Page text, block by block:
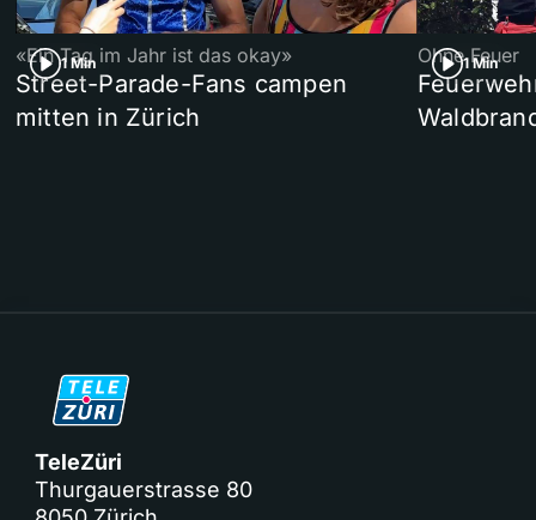
1 Min
«Ein Tag im Jahr ist das okay»
Street-Parade-Fans campen
mitten in Zürich
1 Min
Ohne Feuer
TeleZüri
Thurgauerstrasse 80